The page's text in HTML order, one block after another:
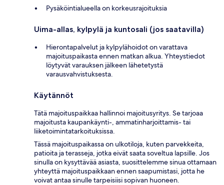
Pysäköintialueella on korkeusrajoituksia
Uima-allas, kylpylä ja kuntosali (jos saatavilla)
Hierontapalvelut ja kylpylähoidot on varattava
majoituspaikasta ennen matkan alkua. Yhteystiedot
löytyvät varauksen jälkeen lähetetystä
varausvahvistuksesta.
Käytännöt
Tätä majoituspaikkaa hallinnoi majoitusyritys. Se tarjoaa
majoitusta kaupankäynti-, ammatinharjoittamis- tai
liiketoimintatarkoituksissa.
Tässä majoituspaikassa on ulkotiloja, kuten parvekkeita,
patioita ja terasseja, jotka eivät saata soveltua lapsille. Jos
sinulla on kysyttävää asiasta, suosittelemme sinua ottamaan
yhteyttä majoituspaikkaan ennen saapumistasi, jotta he
voivat antaa sinulle tarpeisiisi sopivan huoneen.